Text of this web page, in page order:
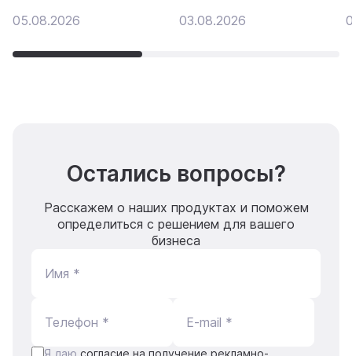
05.08.2026 03.08.2026
Остались вопросы?
Расскажем о наших продуктах и поможем
определиться с решением для вашего
бизнеса
Имя *
Телефон * E-mail *
Я даю согласие на получение рекламно-